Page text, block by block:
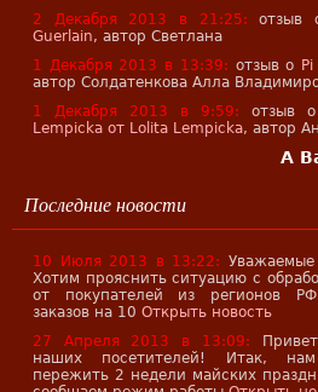
2 Декабря 2013 в 21:25: отзыв
Guerlain, автор Светлана
1 Декабря 2013 в 13:39: отзыв о
автор Солдатенкова Алла
1 Декабря 2013 в 9:59: отзыв о
Lempicka от Lolita Lempicka, автор
А
Последние новости
10 Июля 2013 в 13:22: Уважаемые
Хотим прояснить ситуацию с
от покупателей из регионов
заказов на 10 Открыть новость
27 Апреля 2013 в 13:09:
наших посетителей! Итак, нам
пережить 2 недели майских